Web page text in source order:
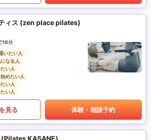
ィス (zen place pilates)
18分
いたい人
なる人
い人
めたい人
い人
い人
見る 体験・相談予約